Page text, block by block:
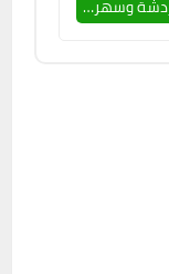
جروب دردشة وسهر كل يوم 🥵👌